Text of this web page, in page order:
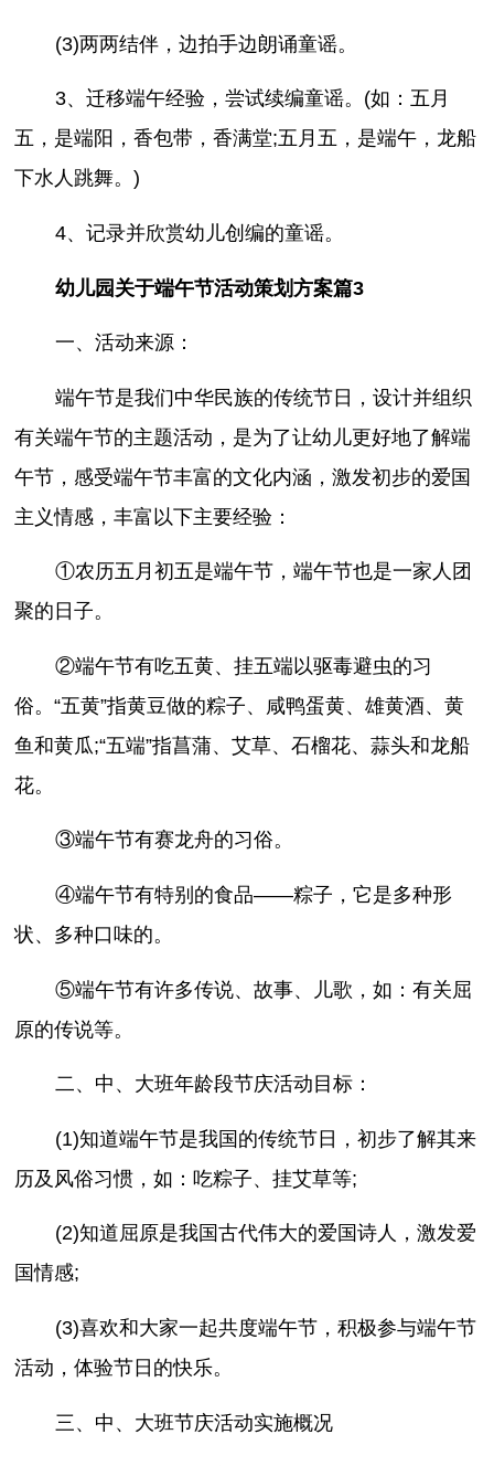
(3)两两结伴，边拍手边朗诵童谣。
3、迁移端午经验，尝试续编童谣。(如：五月
五，是端阳，香包带，香满堂;五月五，是端午，龙船
下水人跳舞。)
4、记录并欣赏幼儿创编的童谣。
幼儿园关于端午节活动策划方案篇3
一、活动来源：
端午节是我们中华民族的传统节日，设计并组织
有关端午节的主题活动，是为了让幼儿更好地了解端
午节，感受端午节丰富的文化内涵，激发初步的爱国
主义情感，丰富以下主要经验：
①农历五月初五是端午节，端午节也是一家人团
聚的日子。
②端午节有吃五黄、挂五端以驱毒避虫的习
俗。“五黄”指黄豆做的粽子、咸鸭蛋黄、雄黄酒、黄
鱼和黄瓜;“五端”指菖蒲、艾草、石榴花、蒜头和龙船
花。
③端午节有赛龙舟的习俗。
④端午节有特别的食品——粽子，它是多种形
状、多种口味的。
⑤端午节有许多传说、故事、儿歌，如：有关屈
原的传说等。
二、中、大班年龄段节庆活动目标：
(1)知道端午节是我国的传统节日，初步了解其来
历及风俗习惯，如：吃粽子、挂艾草等;
(2)知道屈原是我国古代伟大的爱国诗人，激发爱
国情感;
(3)喜欢和大家一起共度端午节，积极参与端午节
活动，体验节日的快乐。
三、中、大班节庆活动实施概况